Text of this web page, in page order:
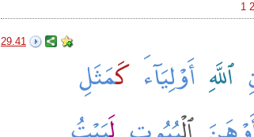
1 2
29.41